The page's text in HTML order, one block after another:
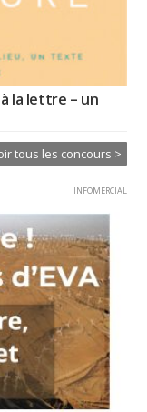
la lettre – un
tous les concours >
INFOMERCIAL